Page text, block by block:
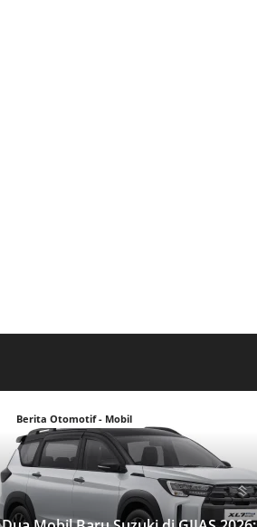
Berita Otomotif - Mobil